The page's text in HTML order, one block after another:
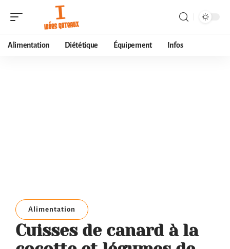
Alimentation Diététique Équipement Infos
Alimentation
Cuisses de canard à la